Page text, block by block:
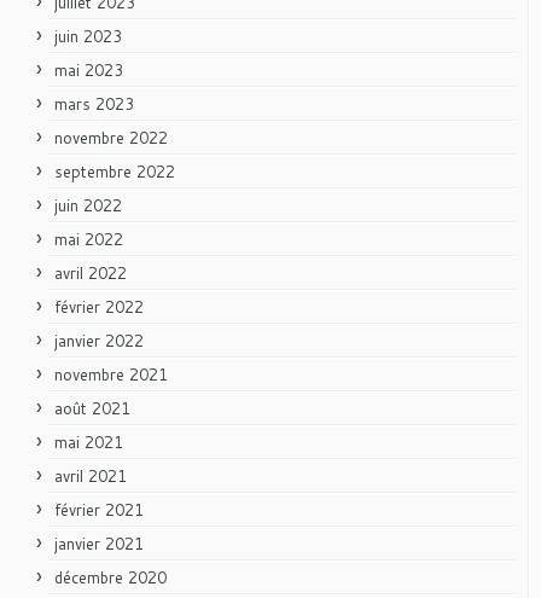
juin 2023
mai 2023
mars 2023
novembre 2022
septembre 2022
juin 2022
mai 2022
avril 2022
février 2022
janvier 2022
novembre 2021
août 2021
mai 2021
avril 2021
février 2021
janvier 2021
décembre 2020